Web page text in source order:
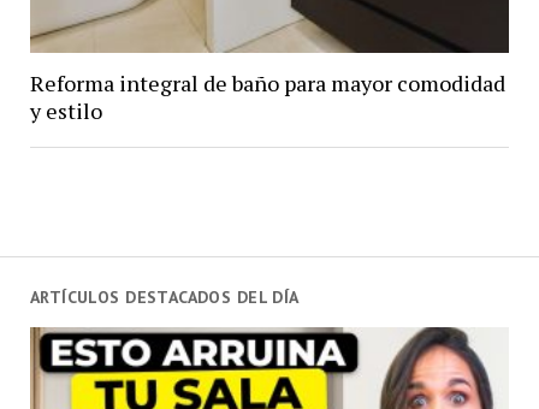
ARTÍCULOS DESTACADOS DEL DÍA
Reforma integral de baño para mayor comodidad
y estilo